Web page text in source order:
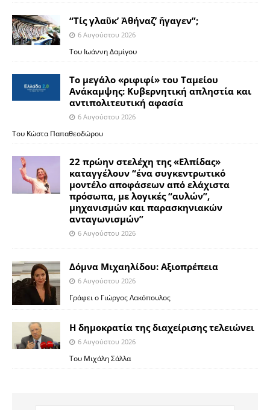
“Τίς γλαῦκ’ Ἀθήναζ’ ἤγαγεν”;
6 Αυγούστου 2026
Του Ιωάννη Δαμίγου
Το μεγάλο «ριφιφί» του Ταμείου
Ανάκαμψης: Κυβερνητική απληστία και
αντιπολιτευτική αφασία
6 Αυγούστου 2026
Του Κώστα Παπαθεοδώρου
22 πρώην στελέχη της «Ελπίδας»
καταγγέλουν “ένα συγκεντρωτικό
μοντέλο αποφάσεων από ελάχιστα
πρόσωπα, με λογικές “αυλών”,
μηχανισμών και παρασκηνιακών
ανταγωνισμών”
6 Αυγούστου 2026
Δόμνα Μιχαηλίδου: Αξιοπρέπεια
6 Αυγούστου 2026
Γράφει ο Γιώργος Λακόπουλος
Η δημοκρατία της διαχείρισης τελειώνει
6 Αυγούστου 2026
Του Μιχάλη Σάλλα